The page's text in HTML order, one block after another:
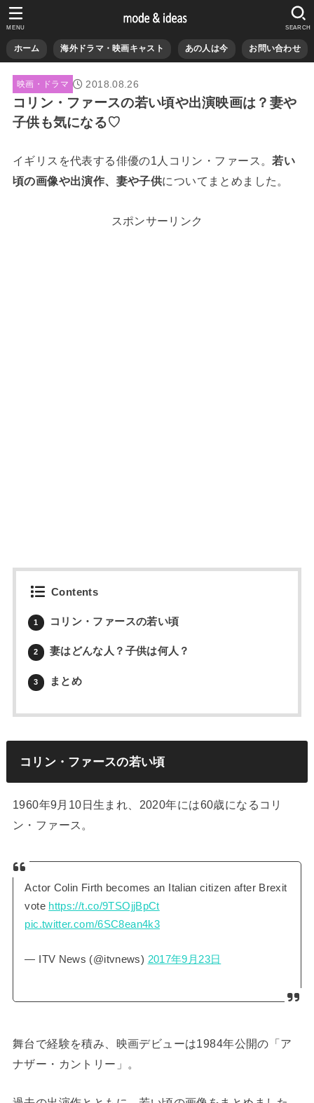
ホーム 海外ドラマ・映画キャスト あの人は今 お問い合わせ
SEARCH
MENU
映画・ドラマ 2018.08.26
コリン・ファースの若い頃や出演映画は？妻や
子供も気になる♡
イギリスを代表する俳優の1人コリン・ファース。若い
頃の画像や出演作、妻や子供についてまとめました。
スポンサーリンク
Contents
1 コリン・ファースの若い頃
2 妻はどんな人？子供は何人？
3 まとめ
コリン・ファースの若い頃
1960年9月10日生まれ、2020年には60歳になるコリ
ン・ファース。
Actor Colin Firth becomes an Italian citizen after Brexit
vote https://t.co/9TSOjjBpCt
pic.twitter.com/6SC8ean4k3
— ITV News (@itvnews) 2017年9月23日
舞台で経験を積み、映画デビューは1984年公開の「ア
ナザー・カントリー」。